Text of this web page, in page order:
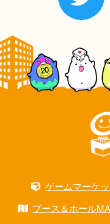
ゲームマーケ
ブース＆ホール